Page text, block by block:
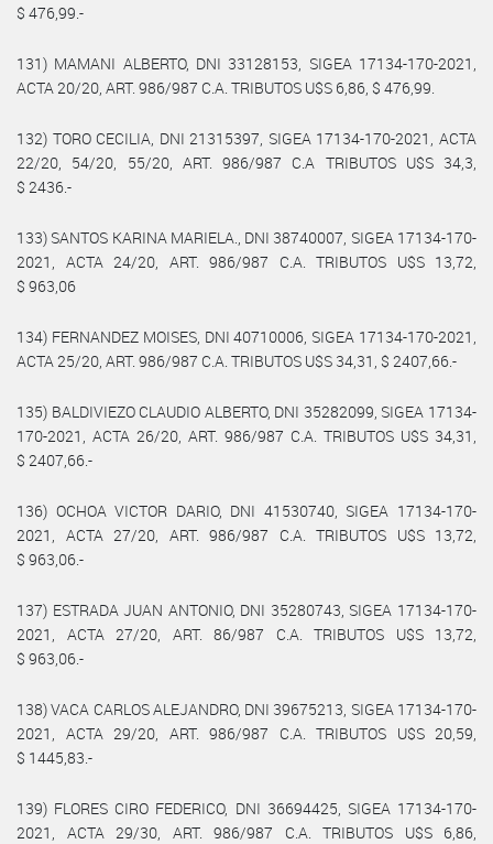
$ 476,99.-
131) MAMANI ALBERTO, DNI 33128153, SIGEA 17134-170-2021,
ACTA 20/20, ART. 986/987 C.A. TRIBUTOS U$S 6,86, $ 476,99.
132) TORO CECILIA, DNI 21315397, SIGEA 17134-170-2021, ACTA
22/20, 54/20, 55/20, ART. 986/987 C.A TRIBUTOS U$S 34,3,
$ 2436.-
133) SANTOS KARINA MARIELA., DNI 38740007, SIGEA 17134-170-
2021, ACTA 24/20, ART. 986/987 C.A. TRIBUTOS U$S 13,72,
$ 963,06
134) FERNANDEZ MOISES, DNI 40710006, SIGEA 17134-170-2021,
ACTA 25/20, ART. 986/987 C.A. TRIBUTOS U$S 34,31, $ 2407,66.-
135) BALDIVIEZO CLAUDIO ALBERTO, DNI 35282099, SIGEA 17134-
170-2021, ACTA 26/20, ART. 986/987 C.A. TRIBUTOS U$S 34,31,
$ 2407,66.-
136) OCHOA VICTOR DARIO, DNI 41530740, SIGEA 17134-170-
2021, ACTA 27/20, ART. 986/987 C.A. TRIBUTOS U$S 13,72,
$ 963,06.-
137) ESTRADA JUAN ANTONIO, DNI 35280743, SIGEA 17134-170-
2021, ACTA 27/20, ART. 86/987 C.A. TRIBUTOS U$S 13,72,
$ 963,06.-
138) VACA CARLOS ALEJANDRO, DNI 39675213, SIGEA 17134-170-
2021, ACTA 29/20, ART. 986/987 C.A. TRIBUTOS U$S 20,59,
$ 1445,83.-
139) FLORES CIRO FEDERICO, DNI 36694425, SIGEA 17134-170-
2021, ACTA 29/30, ART. 986/987 C.A. TRIBUTOS U$S 6,86,